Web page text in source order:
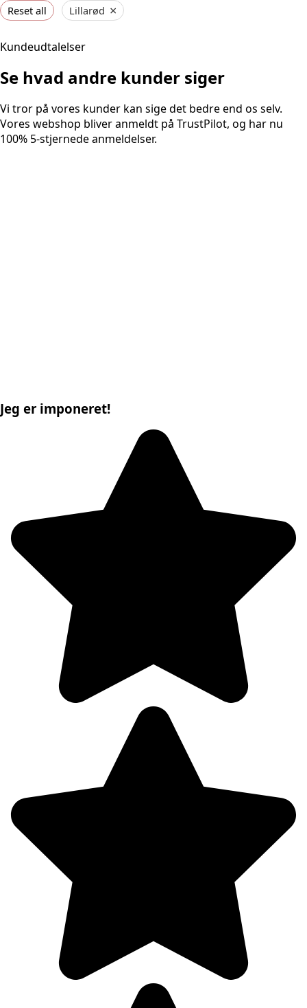
Reset all Lillarød ×
Kundeudtalelser
Se hvad andre kunder siger
Vi tror på vores kunder kan sige det bedre end os selv.
Vores webshop bliver anmeldt på TrustPilot, og har nu
100% 5-stjernede anmeldelser.
Jeg er imponeret!